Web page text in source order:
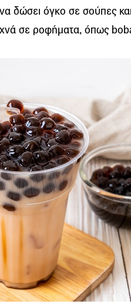
δώσει όγκο σε σούπες
σε ροφήματα, όπως